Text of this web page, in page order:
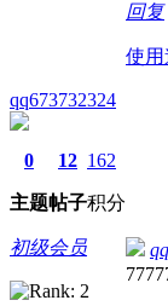
回复
使
qq673732324
0
主题
12
帖子
162
积分
初级会员